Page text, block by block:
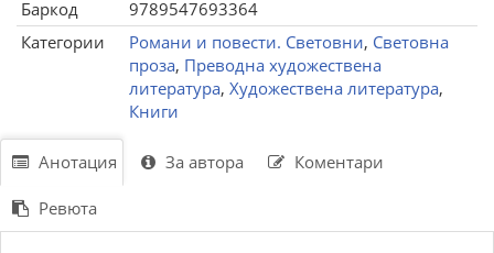
Баркод
9789547693364
Категории
Романи и повести. Световни, Световна
проза, Преводна художествена
литература, Художествена литература,
Книги
Анотация За автора Коментари
Ревюта